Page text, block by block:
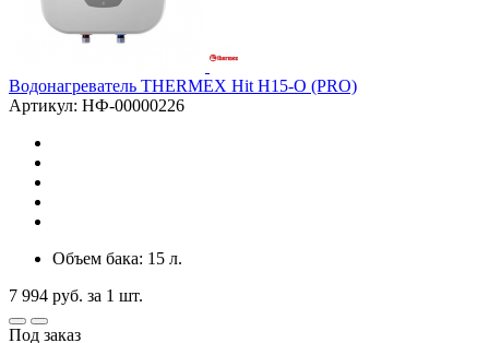
Водонагреватель THERMEX Hit H15-O (PRO)
Артикул: НФ-00000226
Объем бака: 15 л.
7 994 руб. за 1 шт.
Под заказ